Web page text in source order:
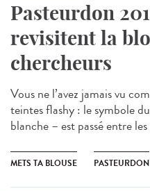
Pasteurdon
revisitent la
chercheurs
Vous ne l’avez jamais vu
teintes flashy : le symbole
blanche – est passé entre
METS TA BLOUSE PASTEURDON